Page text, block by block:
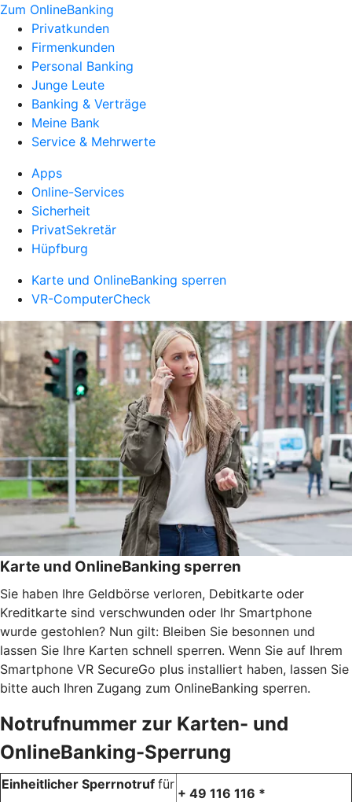
Zum OnlineBanking
Privatkunden
Firmenkunden
Personal Banking
Junge Leute
Banking & Verträge
Meine Bank
Service & Mehrwerte
Apps
Online-Services
Sicherheit
PrivatSekretär
Hüpfburg
Karte und OnlineBanking sperren
VR-ComputerCheck
Karte und OnlineBanking sperren
Sie haben Ihre Geldbörse verloren, Debitkarte oder
Kreditkarte sind verschwunden oder Ihr Smartphone
wurde gestohlen? Nun gilt: Bleiben Sie besonnen und
lassen Sie Ihre Karten schnell sperren. Wenn Sie auf Ihrem
Smartphone VR SecureGo plus installiert haben, lassen Sie
bitte auch Ihren Zugang zum OnlineBanking sperren.
Notrufnummer zur Karten- und
OnlineBanking-Sperrung
Einheitlicher Sperrnotruf für
+ 49 116 116 *